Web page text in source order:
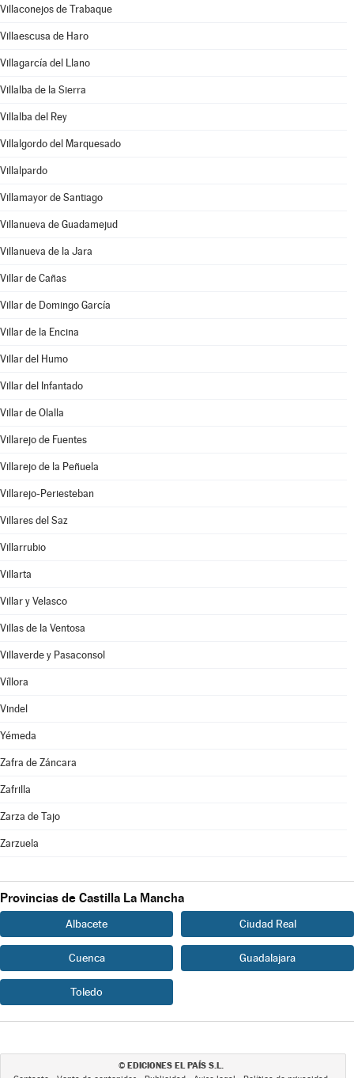
Villaconejos de Trabaque
Villaescusa de Haro
Villagarcía del Llano
Villalba de la Sierra
Villalba del Rey
Villalgordo del Marquesado
Villalpardo
Villamayor de Santiago
Villanueva de Guadamejud
Villanueva de la Jara
Villar de Cañas
Villar de Domingo García
Villar de la Encina
Villar del Humo
Villar del Infantado
Villar de Olalla
Villarejo de Fuentes
Villarejo de la Peñuela
Villarejo-Periesteban
Villares del Saz
Villarrubio
Villarta
Villar y Velasco
Villas de la Ventosa
Villaverde y Pasaconsol
Víllora
Vindel
Yémeda
Zafra de Záncara
Zafrilla
Zarza de Tajo
Zarzuela
Provincias de Castilla La Mancha
Albacete Ciudad Real
Cuenca Guadalajara
Toledo
© EDICIONES EL PAÍS S.L.